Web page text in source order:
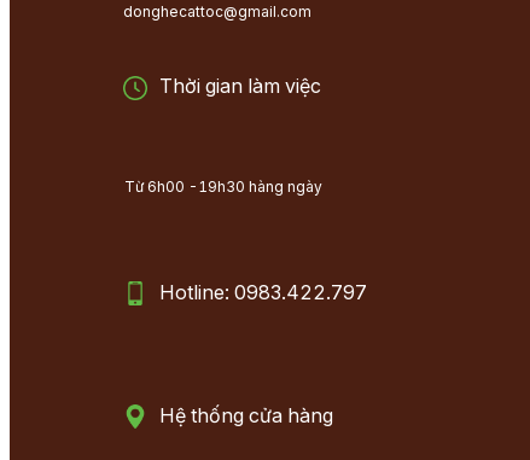
donghecattoc@gmail.com
Thời gian làm việc
Từ 6h00 -19h30 hàng ngày
Hotline: 0983.422.797
Hệ thống cửa hàng